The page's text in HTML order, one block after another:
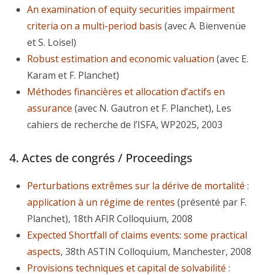
An examination of equity securities impairment
criteria on a multi-period basis (avec A. Bienvenüe
et S. Loisel)
Robust estimation and economic valuation (avec E.
Karam et F. Planchet)
Méthodes financières et allocation d’actifs en
assurance (avec N. Gautron et F. Planchet), Les
cahiers de recherche de l’ISFA, WP2025, 2003
4. Actes de congrés / Proceedings
Perturbations extrêmes sur la dérive de mortalité :
application à un régime de rentes (présenté par F.
Planchet), 18th AFIR Colloquium, 2008
Expected Shortfall of claims events: some practical
aspects, 38th ASTIN Colloquium, Manchester, 2008
Provisions techniques et capital de solvabilité :